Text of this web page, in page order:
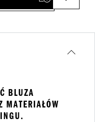
BLUZA
MATERIAŁÓW